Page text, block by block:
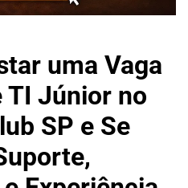
uma Vaga
TI Júnior no
SP e Se